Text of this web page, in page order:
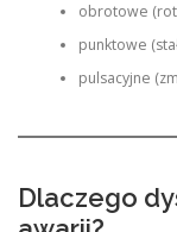
obrotowe
punktowe
pulsacyjne
Dlaczego